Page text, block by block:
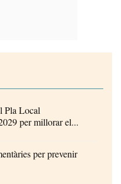
Pla Local
per millorar el...
per prevenir